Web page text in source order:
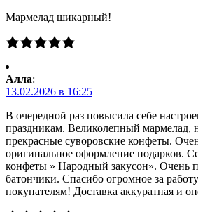
Мармелад шикарный!
Алла:
13.02.2026 в 16:25
В очередной раз повысила себе
праздникам. Великолепный мармелад,
прекрасные суворовские конфеты.
оригинальное оформление подарков.
конфеты » Народный закусон». Очень
батончики. Спасибо огромное за
покупателям! Доставка аккуратная и